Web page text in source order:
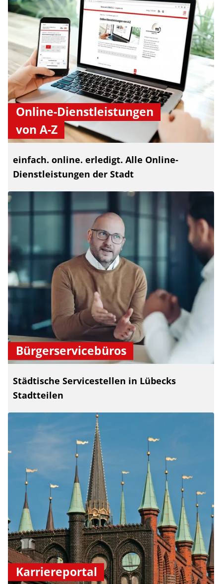
Online-Dienstleistungen
von A-Z
einfach. online. erledigt. Alle Online-
Dienstleistungen der Stadt
Bürgerservicebüros
Städtische Servicestellen in Lübecks
Stadtteilen
Karriereportal